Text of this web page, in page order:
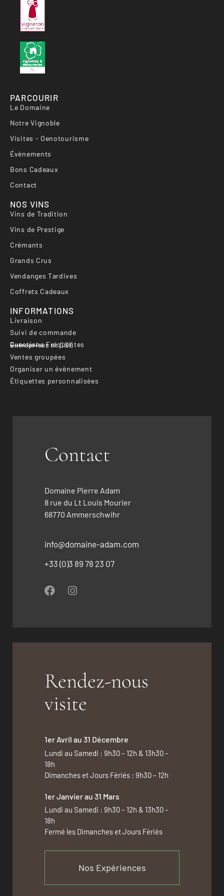
PARCOURIR
Le Domaine
Notre Vignoble
Visites - Oenotourisme
Évènements
Bons Cadeaux
Contact
NOS VINS
Vins de Tradition
Vins de Prestige
Crémants
Grands Crus
Vendanges Tardives
Coffrets Cadeaux
INFORMATIONS
Livraison
Suivi de commande
Questions Fréquentes
Entreprises et CSE
Ventes groupées
Organiser un évènement
Étiquettes personnalisées
Contact
Domaine Pierre Adam
8 rue du Lt Louis Mourier
68770 Ammerschwihr
info@domaine-adam.com
+33 (0)3 89 78 23 07
Rendez-nous
visite
1er Avril au 31 Décembre
Lundi au Samedi : 9h30 – 12h & 13h30 –
18h
Dimanches et Jours Fériés : 9h30 – 12h
1er Janvier au 31 Mars
Lundi au Samedi : 9h30 – 12h & 13h30 –
18h
Fermé les Dimanches et Jours Fériés
Nos Expériences